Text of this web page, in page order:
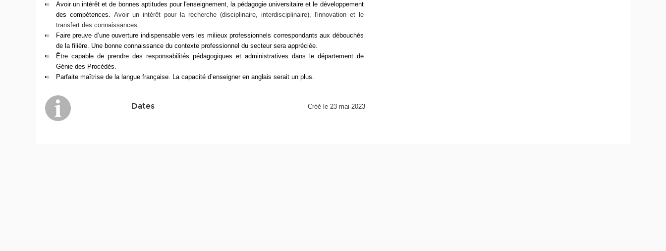
Avoir un intérêt et de bonnes aptitudes pour l'enseignement, la pédagogie universitaire et le développement
des compétences. Avoir un intérêt pour la recherche (disciplinaire, interdisciplinaire), l'innovation et le
transfert des connaissances.
Faire preuve d’une ouverture indispensable vers les milieux professionnels correspondants aux débouchés
de la filière. Une bonne connaissance du contexte professionnel du secteur sera appréciée.
Être capable de prendre des responsabilités pédagogiques et administratives dans le département de
Génie des Procédés.
Parfaite maîtrise de la langue française. La capacité d’enseigner en anglais serait un plus.
Dates Créé le 23 mai 2023